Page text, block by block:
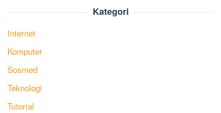
Kategori
Internet
Komputer
Sosmed
Teknologi
Tutorial